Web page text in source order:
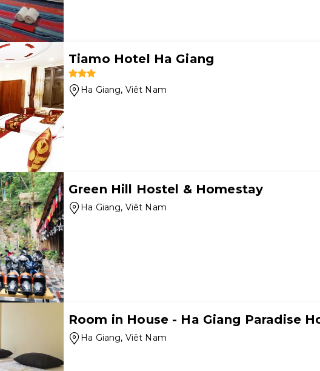
Tiamo Hotel Ha Giang
Ha Giang, Viêt Nam
Green Hill Hostel & Homestay
Ha Giang, Viêt Nam
Room in House - Ha Giang Paradise
Ha Giang, Viêt Nam